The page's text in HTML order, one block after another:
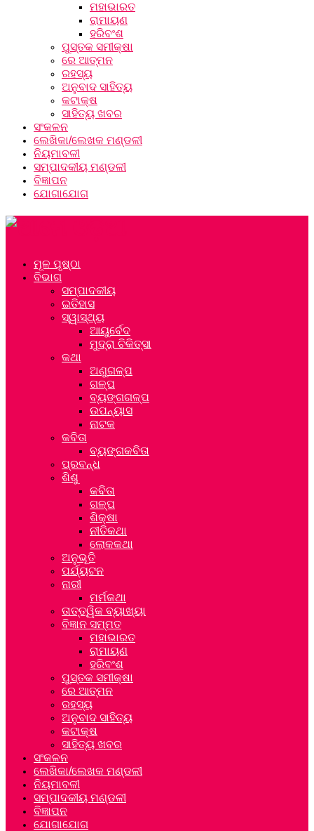
ମହାଭାରତ
ରାମାୟଣ
ହରିବଂଶ
ପୁସ୍ତକ ସମୀକ୍ଷା
ରେ ଆତ୍ମନ
ରହସ୍ୟ
ଅନୁବାଦ ସାହିତ୍ୟ
କଟାକ୍ଷ
ସାହିତ୍ୟ ଖବର
ସଂକଳନ
ଲେଖିକା/ଲେଖକ ମଣ୍ଡଳୀ
ନିୟମାବଳୀ
ସମ୍ପାଦକୀୟ ମଣ୍ଡଳୀ
ବିଜ୍ଞାପନ
ଯୋଗାଯୋଗ
ମୂଳ ପୃଷ୍ଠା
ବିଭାଗ
ସମ୍ପାଦକୀୟ
ଇତିହାସ
ସ୍ୱାସ୍ଥ୍ୟ
ଆୟୁର୍ବେଦ
ମୁଦ୍ରା ଚିକିତ୍ସା
କଥା
ଅଣୁଗଳ୍ପ
ଗଳ୍ପ
ବ୍ୟଙ୍ଗଗଳ୍ପ
ଉପନ୍ୟାସ
ନାଟକ
କବିତା
ବ୍ୟଙ୍ଗକବିତା
ପ୍ରବନ୍ଧ
ଶିଶୁ
କବିତା
ଗଳ୍ପ
ଶିକ୍ଷା
ନୀତିକଥା
ଲୋକକଥା
ଅନୁଭୂତି
ପର୍ଯ୍ୟଟନ
ନାରୀ
ମର୍ମକଥା
ତାତ୍ତ୍ୱିକ ବ୍ୟାଖ୍ୟା
ବିଜ୍ଞାନ ସମ୍ମତ
ମହାଭାରତ
ରାମାୟଣ
ହରିବଂଶ
ପୁସ୍ତକ ସମୀକ୍ଷା
ରେ ଆତ୍ମନ
ରହସ୍ୟ
ଅନୁବାଦ ସାହିତ୍ୟ
କଟାକ୍ଷ
ସାହିତ୍ୟ ଖବର
ସଂକଳନ
ଲେଖିକା/ଲେଖକ ମଣ୍ଡଳୀ
ନିୟମାବଳୀ
ସମ୍ପାଦକୀୟ ମଣ୍ଡଳୀ
ବିଜ୍ଞାପନ
ଯୋଗାଯୋଗ